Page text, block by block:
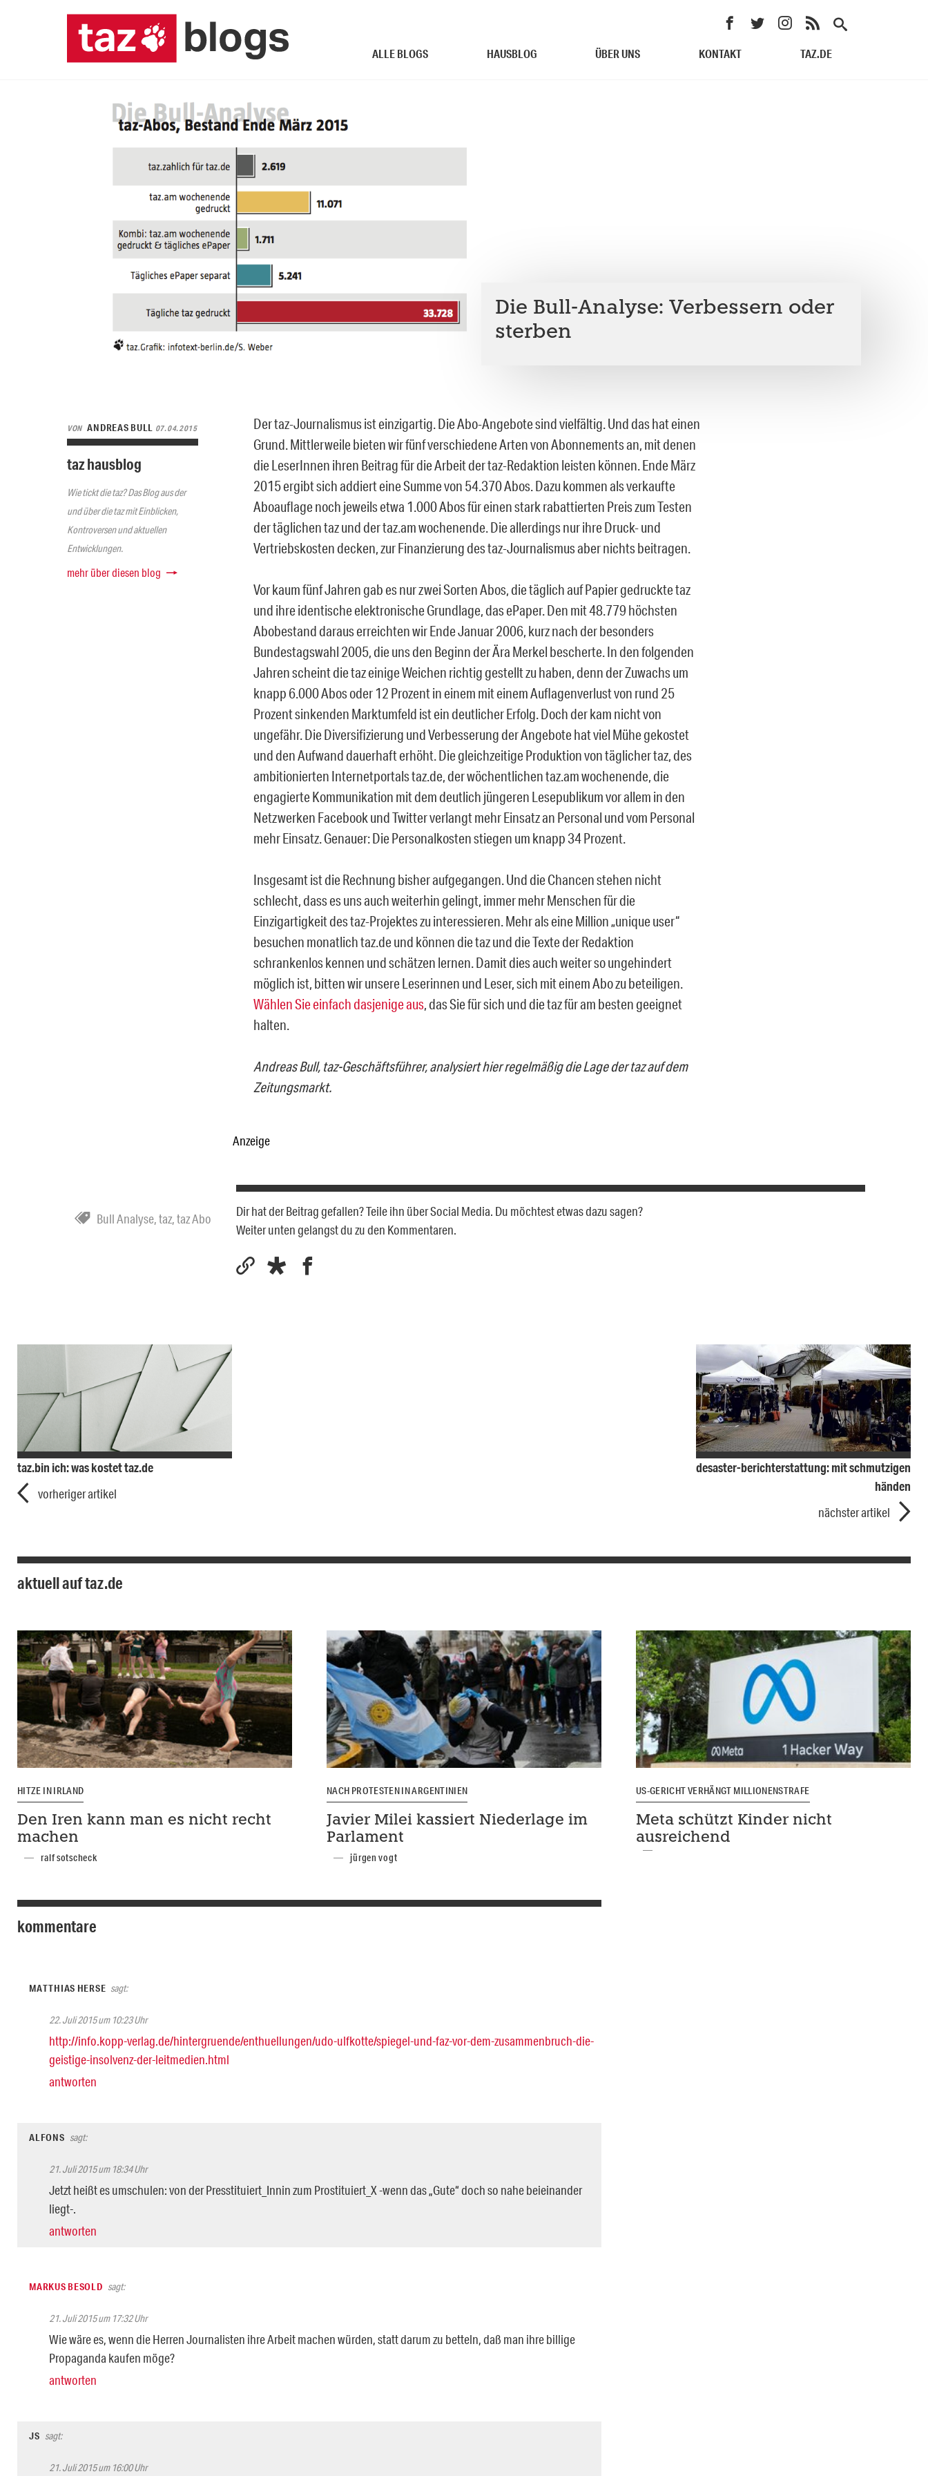
ALLE BLOGS HAUSBLOG ÜBER UNS KONTAKT TAZ.DE
Die Bull-Analyse: Verbessern oder
sterben
VON ANDREAS BULL 07.04.2015
taz hausblog
Wie tickt die taz? Das Blog aus der
und über die taz mit Einblicken,
Kontroversen und aktuellen
Entwicklungen.
mehr über diesen blog
Der taz-Journalismus ist einzigartig. Die Abo-Angebote sind vielfältig. Und das hat einen
Grund. Mittlerweile bieten wir fünf verschiedene Arten von Abonnements an, mit denen
die LeserInnen ihren Beitrag für die Arbeit der taz-Redaktion leisten können. Ende März
2015 ergibt sich addiert eine Summe von 54.370 Abos. Dazu kommen als verkaufte
Aboauflage noch jeweils etwa 1.000 Abos für einen stark rabattierten Preis zum Testen
der täglichen taz und der taz.am wochenende. Die allerdings nur ihre Druck- und
Vertriebskosten decken, zur Finanzierung des taz-Journalismus aber nichts beitragen.
Vor kaum fünf Jahren gab es nur zwei Sorten Abos, die täglich auf Papier gedruckte taz
und ihre identische elektronische Grundlage, das ePaper. Den mit 48.779 höchsten
Abobestand daraus erreichten wir Ende Januar 2006, kurz nach der besonders
Bundestagswahl 2005, die uns den Beginn der Ära Merkel bescherte. In den folgenden
Jahren scheint die taz einige Weichen richtig gestellt zu haben, denn der Zuwachs um
knapp 6.000 Abos oder 12 Prozent in einem mit einem Auflagenverlust von rund 25
Prozent sinkenden Marktumfeld ist ein deutlicher Erfolg. Doch der kam nicht von
ungefähr. Die Diversifizierung und Verbesserung der Angebote hat viel Mühe gekostet
und den Aufwand dauerhaft erhöht. Die gleichzeitige Produktion von täglicher taz, des
ambitionierten Internetportals taz.de, der wöchentlichen taz.am wochenende, die
engagierte Kommunikation mit dem deutlich jüngeren Lesepublikum vor allem in den
Netzwerken Facebook und Twitter verlangt mehr Einsatz an Personal und vom Personal
mehr Einsatz. Genauer: Die Personalkosten stiegen um knapp 34 Prozent.
Insgesamt ist die Rechnung bisher aufgegangen. Und die Chancen stehen nicht
schlecht, dass es uns auch weiterhin gelingt, immer mehr Menschen für die
Einzigartigkeit des taz-Projektes zu interessieren. Mehr als eine Million „unique user“
besuchen monatlich taz.de und können die taz und die Texte der Redaktion
schrankenlos kennen und schätzen lernen. Damit dies auch weiter so ungehindert
möglich ist, bitten wir unsere Leserinnen und Leser, sich mit einem Abo zu beteiligen.
Wählen Sie einfach dasjenige aus, das Sie für sich und die taz für am besten geeignet
halten.
Andreas Bull, taz-Geschäftsführer, analysiert hier regelmäßig die Lage der taz auf dem
Zeitungsmarkt.
Anzeige
Bull Analyse,taz,taz Abo
Dir hat der Beitrag gefallen? Teile ihn über Social Media. Du möchtest etwas dazu sagen?
Weiter unten gelangst du zu den Kommentaren.
taz.bin ich: was kostet taz.de
vorheriger artikel
desaster-berichterstattung: mit schmutzigen
händen
nächster artikel
aktuell auf taz.de
HITZE IN IRLAND
Den Iren kann man es nicht recht
machen
ralf sotscheck
NACH PROTESTEN IN ARGENTINIEN
Javier Milei kassiert Niederlage im
Parlament
jürgen vogt
US-GERICHT VERHÄNGT MILLIONENSTRAFE
Meta schützt Kinder nicht
ausreichend
kommentare
MATTHIAS HERSE sagt:
22. Juli 2015 um 10:23 Uhr
http://info.kopp-verlag.de/hintergruende/enthuellungen/udo-ulfkotte/spiegel-und-faz-vor-dem-zusammenbruch-die-
geistige-insolvenz-der-leitmedien.html
antworten
ALFONS sagt:
21. Juli 2015 um 18:34 Uhr
Jetzt heißt es umschulen: von der Presstituiert_Innin zum Prostituiert_X -wenn das „Gute“ doch so nahe beieinander
liegt-.
antworten
MARKUS BESOLD sagt:
21. Juli 2015 um 17:32 Uhr
Wie wäre es, wenn die Herren Journalisten ihre Arbeit machen würden, statt darum zu betteln, daß man ihre billige
Propaganda kaufen möge?
antworten
JS sagt:
21. Juli 2015 um 16:00 Uhr